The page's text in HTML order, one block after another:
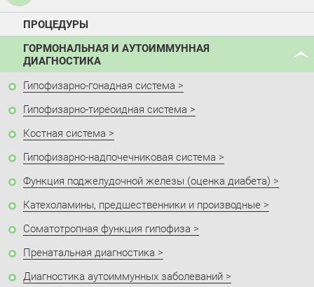
ПРОЦЕДУРЫ
ГОРМОНАЛЬНАЯ И АУТОИММУННАЯ
ДИАГНОСТИКА
Гипофизарно-гонадная система
Гипофизарно-тиреоидная система
Костная система
Гипофизарно-надпочечниковая система
Функция поджелудочной железы (оценка диабета)
Катехоламины, предшественники и производные
Соматотропная функция гипофиза
Пренатальная диагностика
Диагностика аутоиммунных заболеваний